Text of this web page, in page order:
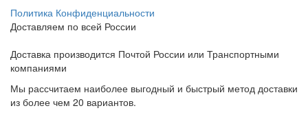
Политика Конфиденциальности
Доставляем по всей России
Доставка производится Почтой России или Транспортными
компаниями
Мы рассчитаем наиболее выгодный и быстрый метод доставки
из более чем 20 вариантов.